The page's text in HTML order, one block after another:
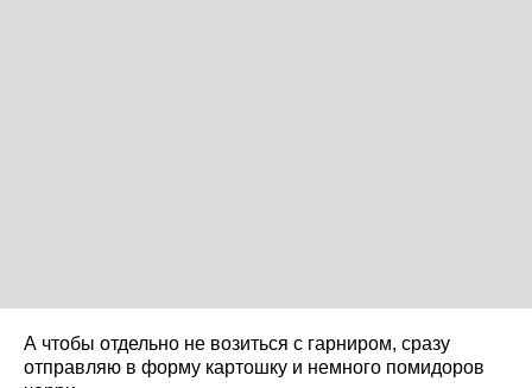
А чтобы отдельно не возиться с гарниром, сразу
отправляю в форму картошку и немного помидоров